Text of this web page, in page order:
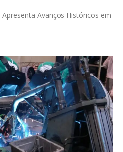
Apresenta Avanços Históricos em